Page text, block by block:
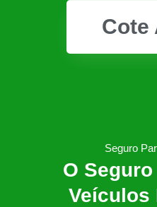
Cote
Seguro
O
Veículos